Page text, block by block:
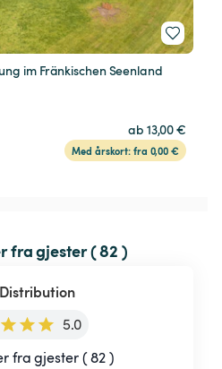
im Fränkischen Seenland
ab 13,00 €
Med årskort: fra 0,00 €
fra gjester ( 82 )
5.0
fra gjester ( 82 )